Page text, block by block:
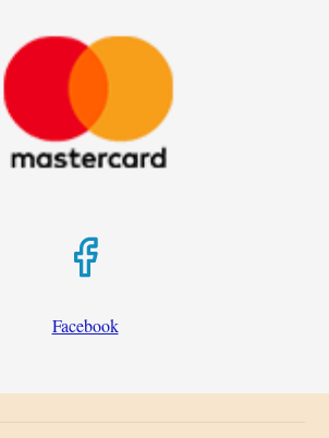
Facebook